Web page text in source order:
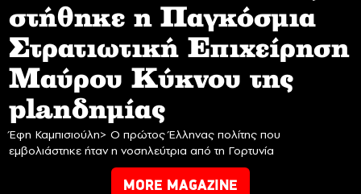
στήθηκε η Παγκόσμια
Στρατιωτική Επιχείρηση
Mαύρου Κύκνου της
planδημίας
Έφη Καμπισιούλη> Ο πρώτος Έλληνας πολίτης που
εμβολιάστηκε ήταν η νοσηλεύτρια από τη Γορτυνία
MORE MAGAZINE